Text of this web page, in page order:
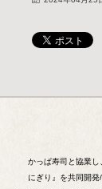
かっぱ寿司と協業し
にぎり』を共同開発